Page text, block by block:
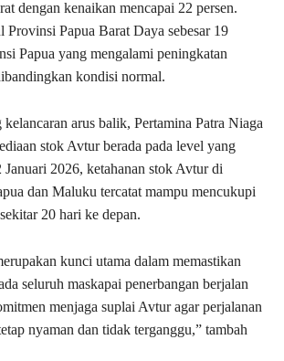
dengan kenaikan mencapai 22 persen.
Provinsi Papua Barat Daya sebesar 19
Papua yang mengalami peningkatan
kondisi normal.
arus balik, Pertamina Patra Niaga
stok Avtur berada pada level yang
Januari 2026, ketahanan stok Avtur di
dan Maluku tercatat mampu mencukupi
20 hari ke depan.
kunci utama dalam memastikan
seluruh maskapai penerbangan berjalan
menjaga suplai Avtur agar perjalanan
nyaman dan tidak terganggu,” tambah